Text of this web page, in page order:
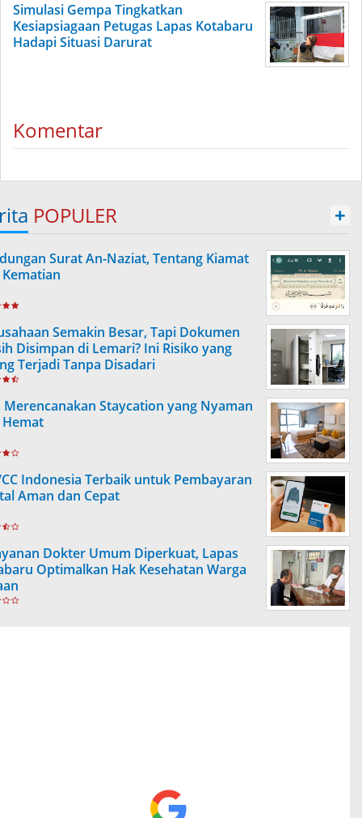
Simulasi Gempa Tingkatkan
Kesiapsiagaan Petugas Lapas Kotabaru
Hadapi Situasi Darurat
Komentar
POPULER +
Surat An-Naziat, Tentang Kiamat
Semakin Besar, Tapi Dokumen
Disimpan di Lemari? Ini Risiko yang
Terjadi Tanpa Disadari
Merencanakan Staycation yang Nyaman
Indonesia Terbaik untuk Pembayaran
Aman dan Cepat
Dokter Umum Diperkuat, Lapas
Optimalkan Hak Kesehatan Warga